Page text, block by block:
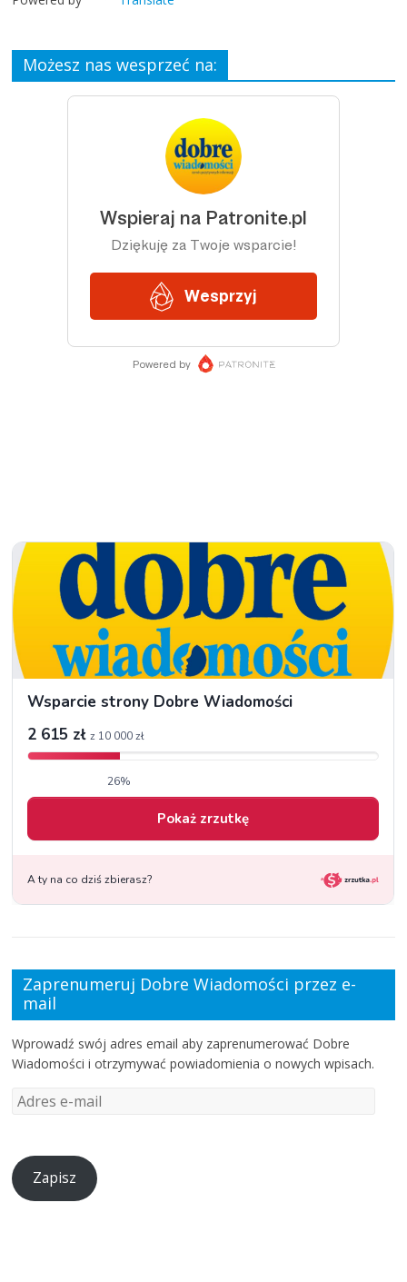
Możesz nas wesprzeć na:
Zaprenumeruj Dobre Wiadomości przez e-
mail
Wprowadź swój adres email aby zaprenumerować Dobre
Wiadomości i otrzymywać powiadomienia o nowych wpisach.
Zapisz